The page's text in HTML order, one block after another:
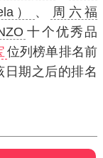
） 、
周六福
十个优秀品
位列榜单排名前
期之后的排名